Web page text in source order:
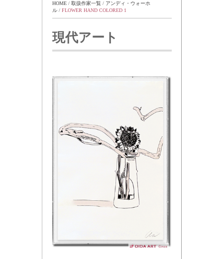
HOME / 取扱作家一覧 / アンディ・ウォーホ
ル / FLOWER HAND COLORED 1
現代アート